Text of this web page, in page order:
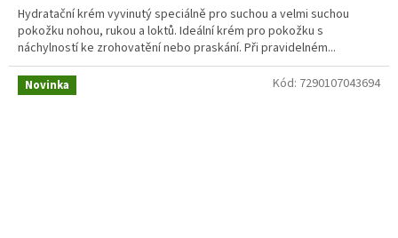
Hydratační krém vyvinutý speciálně pro suchou a velmi suchou
pokožku nohou, rukou a loktů. Ideální krém pro pokožku s
náchylností ke zrohovatění nebo praskání. Při pravidelném...
Novinka Kód: 7290107043694